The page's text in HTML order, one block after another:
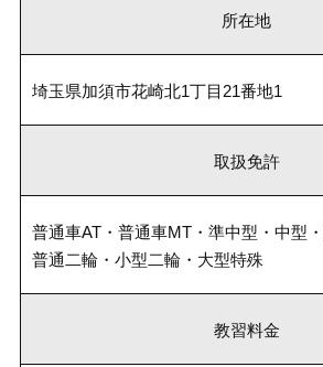
所在地
埼玉県加須市花崎北1丁目21番地1
取扱免許
普通車AT・普通車MT・準中型・中型
普通二輪・小型二輪・大型特殊
教習料金